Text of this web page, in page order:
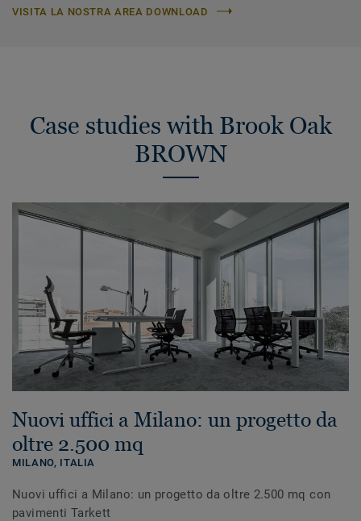
VISITA LA NOSTRA AREA DOWNLOAD
Case studies with Brook Oak
BROWN
Nuovi uffici a Milano: un progetto da
oltre 2.500 mq
MILANO, ITALIA
Nuovi uffici a Milano: un progetto da oltre 2.500 mq con
pavimenti Tarkett